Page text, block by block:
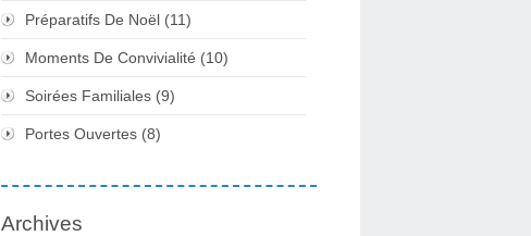
Préparatifs De Noël (11)
Moments De Convivialité (10)
Soirées Familiales (9)
Portes Ouvertes (8)
Archives